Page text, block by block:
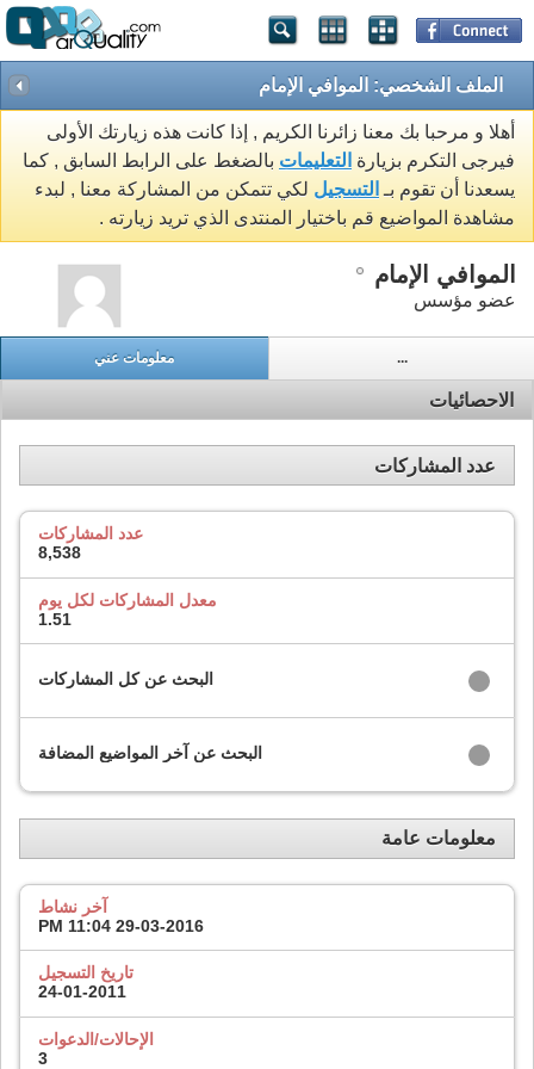
الملف الشخصي: الموافي الإمام
أهلا و مرحبا بك معنا زائرنا الكريم , إذا كانت هذه زيارتك الأولى
فيرجى التكرم بزيارة التعليمات بالضغط على الرابط السابق , كما
يسعدنا أن تقوم بـ التسجيل لكي تتمكن من المشاركة معنا , لبدء
مشاهدة المواضيع قم باختيار المنتدى الذي تريد زيارته .
الموافي الإمام
عضو مؤسس
معلومات عني ...
الاحصائيات
عدد المشاركات
عدد المشاركات
8,538
معدل المشاركات لكل يوم
1.51
البحث عن كل المشاركات
البحث عن آخر المواضيع المضافة
معلومات عامة
آخر نشاط
29-03-2016
11:04 PM
تاريخ التسجيل
24-01-2011
الإحالات/الدعوات
3